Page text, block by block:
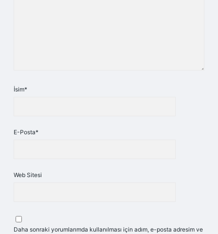
İsim*
E-Posta*
Web Sitesi
Daha sonraki yorumlarımda kullanılması için adım, e-posta adresim ve